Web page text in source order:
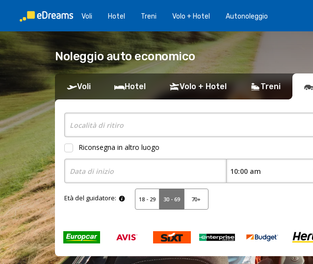
Voli Hotel Treni Volo + Hotel Autonoleggio
Noleggio auto economico
Voli Hotel Volo + Hotel Treni